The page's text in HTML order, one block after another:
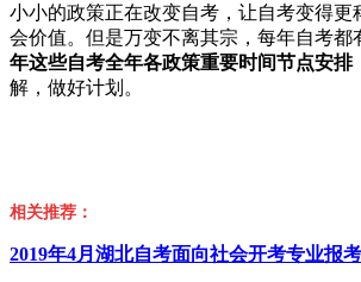
小小的政策正在改变自考，让自考变得更
会价值。但是万变不离其宗，每年自考都
年这些自考全年各政策重要时间节点安排
解，做好计划。
相关推荐：
2019年4月湖北自考面向社会开考专业报